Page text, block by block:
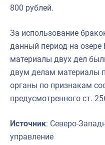
800 рублей.
За использование
данный период на
материалы двух дел
двум делам материалы
органы по признакам
предусмотренного ст.
Источник: Северо-
управление